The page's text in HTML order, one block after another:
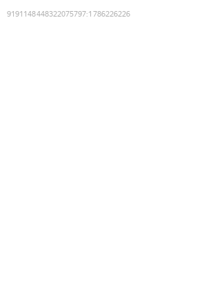
9191148448322075797:1786226226